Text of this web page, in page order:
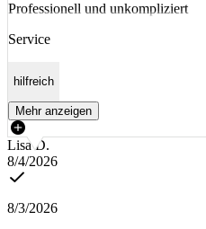
Professionell und unkompliziert
Service
hilfreich
Mehr anzeigen
Lisa D.
8/4/2026
8/3/2026